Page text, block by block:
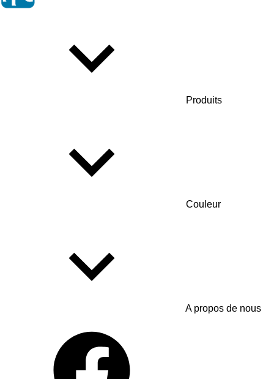
Produits
Couleur
A propos de nous